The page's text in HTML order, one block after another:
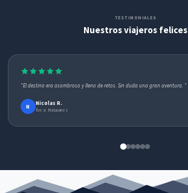
TESTIMONIALES
Nuestros viajeros felices
"no concluimos el recorrido por accidente"
R Rocio C.
fue a: Matacanes